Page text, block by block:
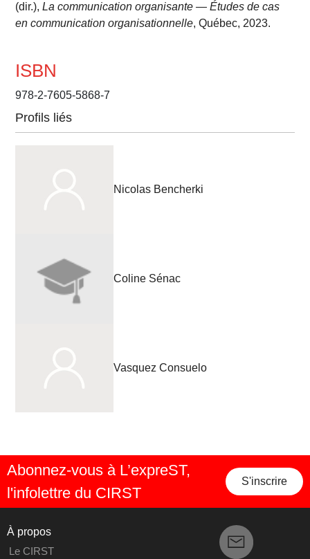
(dir.),La communication organisante — Études de cas
en communication organisationnelle, Québec, 2023.
ISBN
978-2-7605-5868-7
Profils liés
Nicolas Bencherki
Coline Sénac
Vasquez Consuelo
Abonnez-vous à L’expreST,
l'infolettre du CIRST
S'inscrire
À propos
Le CIRST